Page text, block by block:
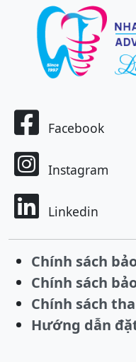
Facebook
Instagram
Linkedin
Chính sách
Chính sách
Chính sách
Hướng dẫn